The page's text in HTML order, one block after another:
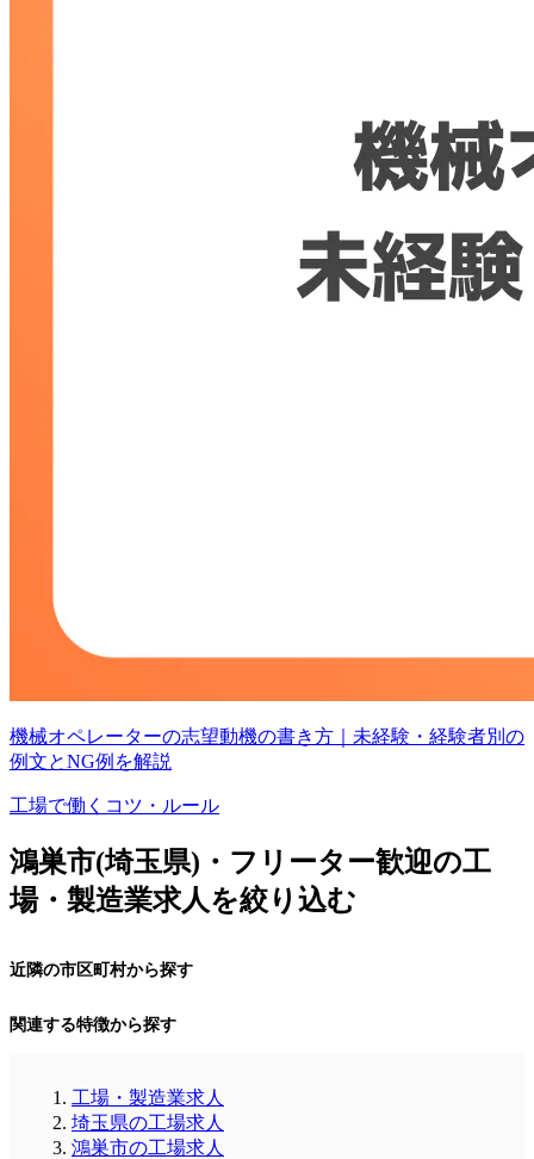
機械オペレーターの志望動機の書き方｜未経験・経験者別の
例文とNG例を解説
工場で働くコツ・ルール
鴻巣市(埼玉県)・フリーター歓迎の工
場・製造業求人を絞り込む
近隣の市区町村から探す
関連する特徴から探す
工場・製造業求人
埼玉県の工場求人
鴻巣市の工場求人